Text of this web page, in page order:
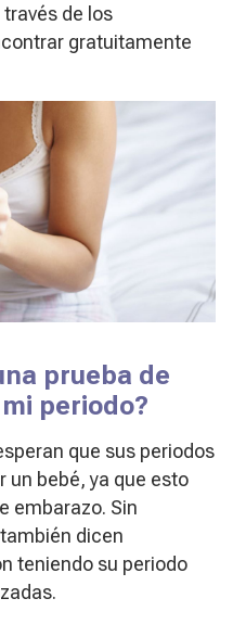
de los
gratuitamente
prueba de
periodo?
que sus periodos
un bebé, ya que esto
embarazo. Sin
dicen
teniendo su periodo